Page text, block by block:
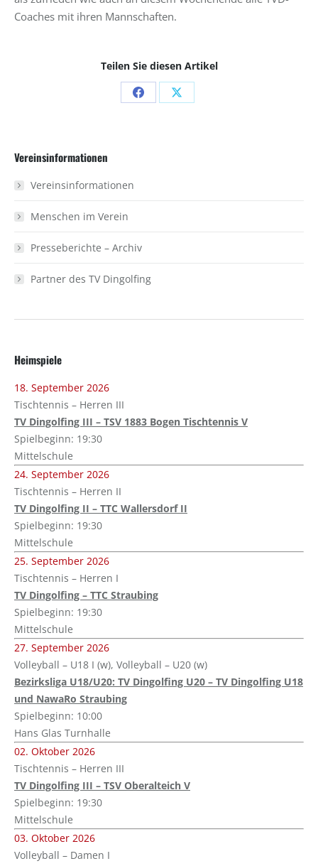
Coaches mit ihren Mannschaften.
Teilen Sie diesen Artikel
Share Share
Vereinsinformationen
Vereinsinformationen
Menschen im Verein
Presseberichte – Archiv
Partner des TV Dingolfing
Heimspiele
18. September 2026
Tischtennis – Herren III
TV Dingolfing III – TSV 1883 Bogen Tischtennis V
Spielbeginn: 19:30
Mittelschule
24. September 2026
Tischtennis – Herren II
TV Dingolfing II – TTC Wallersdorf II
Spielbeginn: 19:30
Mittelschule
25. September 2026
Tischtennis – Herren I
TV Dingolfing – TTC Straubing
Spielbeginn: 19:30
Mittelschule
27. September 2026
Volleyball – U18 I (w), Volleyball – U20 (w)
Bezirksliga U18/U20: TV Dingolfing U20 – TV Dingolfing U18
und NawaRo Straubing
Spielbeginn: 10:00
Hans Glas Turnhalle
02. Oktober 2026
Tischtennis – Herren III
TV Dingolfing III – TSV Oberalteich V
Spielbeginn: 19:30
Mittelschule
03. Oktober 2026
Volleyball – Damen I